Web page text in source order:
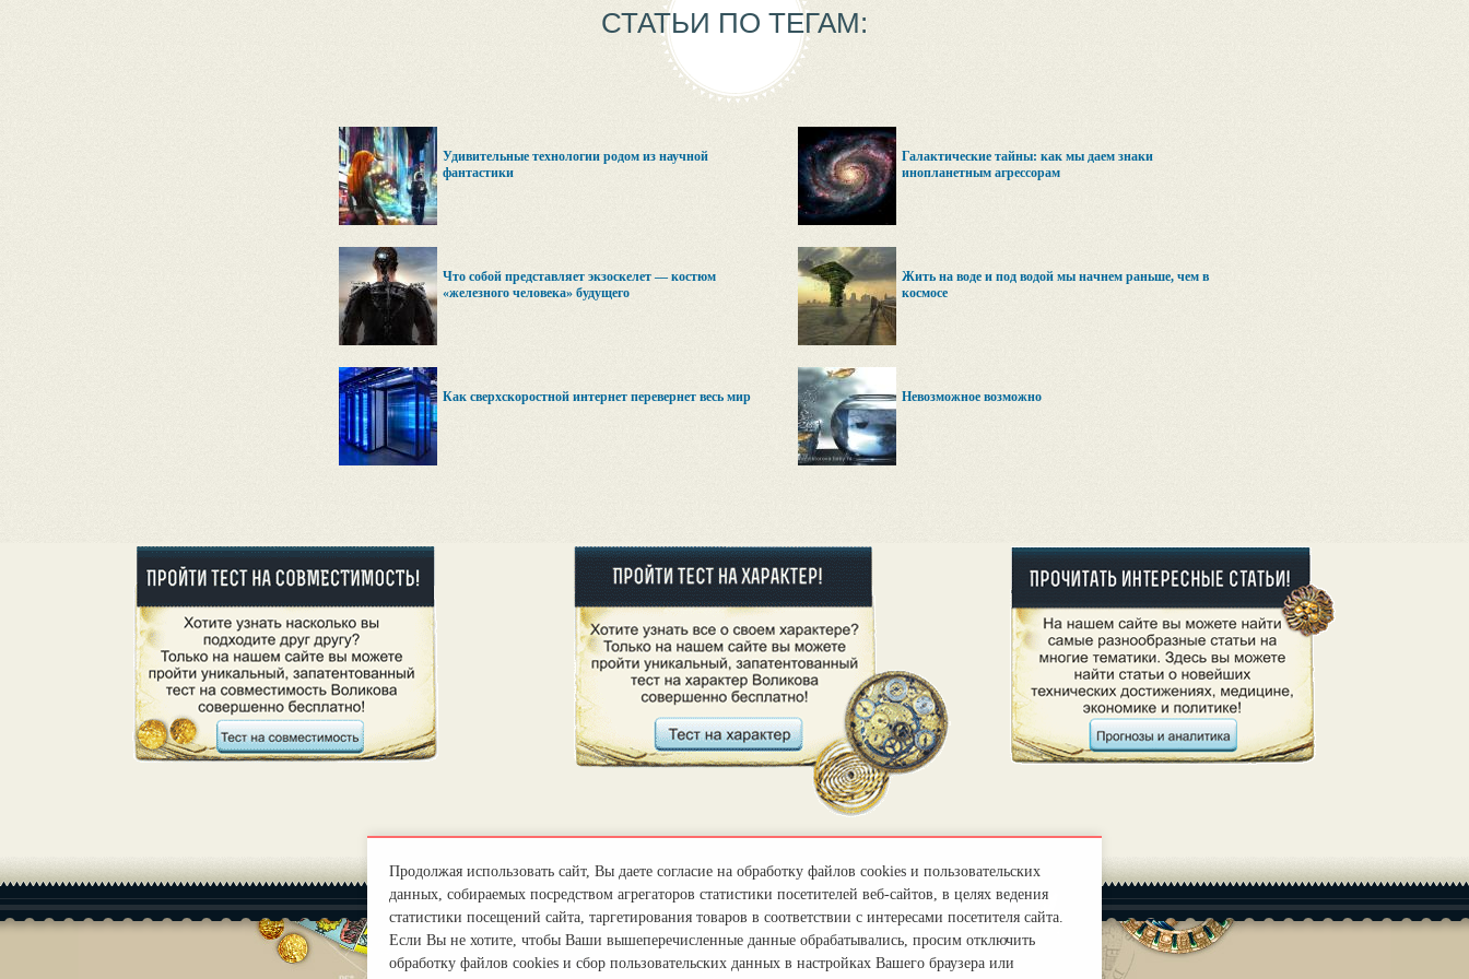
СТАТЬИ ПО ТЕГАМ:
Удивительные технологии родом из научной
фантастики
Галактические тайны: как мы даем знаки
инопланетным агрессорам
Что собой представляет экзоскелет — костюм
«железного человека» будущего
Жить на воде и под водой мы начнем раньше, чем в
космосе
Как сверхскоростной интернет перевернет весь мир Невозможное возможно
Продолжая использовать сайт, Вы даете согласие на обработку файлов cookies и пользовательских
данных, собираемых посредством агрегаторов статистики посетителей веб-сайтов, в целях ведения
статистики посещений сайта, таргетирования товаров в соответствии с интересами посетителя сайта.
Если Вы не хотите, чтобы Ваши вышеперечисленные данные обрабатывались, просим отключить
обработку файлов cookies и сбор пользовательских данных в настройках Вашего браузера или